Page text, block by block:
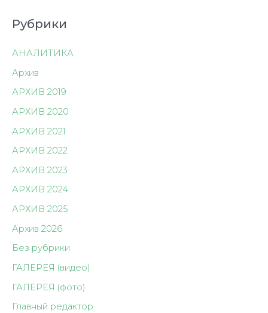
Рубрики
АНАЛИТИКА
Архив
АРХИВ 2019
АРХИВ 2020
АРХИВ 2021
АРХИВ 2022
АРХИВ 2023
АРХИВ 2024
АРХИВ 2025
Архив 2026
Без рубрики
ГАЛЕРЕЯ (видео)
ГАЛЕРЕЯ (фото)
Главный редактор